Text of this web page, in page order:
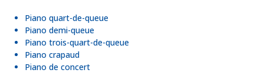
Piano quart-de-queue
Piano demi-queue
Piano trois-quart-de-queue
Piano crapaud
Piano de concert